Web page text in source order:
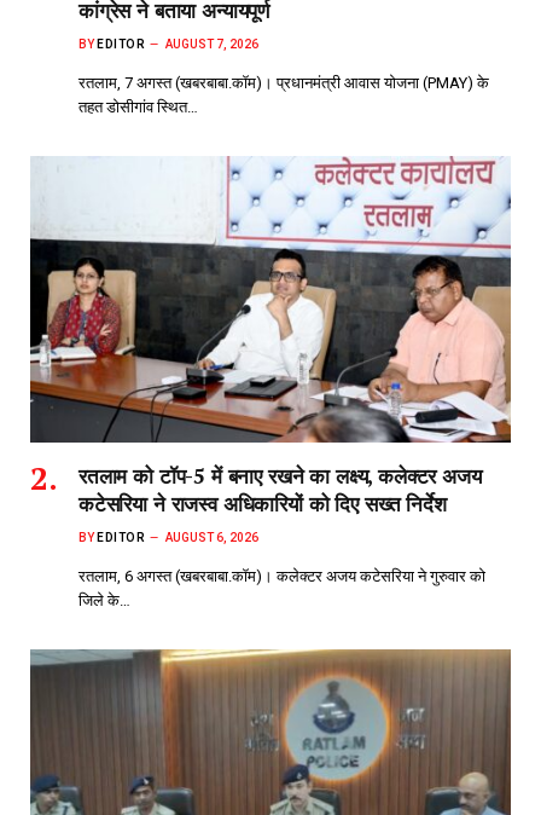
कांग्रेस ने बताया अन्यायपूर्ण
BY EDITOR AUGUST 7, 2026
रतलाम, 7 अगस्त (खबरबाबा.कॉम)। प्रधानमंत्री आवास योजना (PMAY) के
तहत डोसीगांव स्थित…
रतलाम को टॉप-5 में बनाए रखने का लक्ष्य, कलेक्टर अजय
कटेसरिया ने राजस्व अधिकारियों को दिए सख्त निर्देश
BY EDITOR AUGUST 6, 2026
रतलाम, 6 अगस्त (खबरबाबा.कॉम)। कलेक्टर अजय कटेसरिया ने गुरुवार को
जिले के…